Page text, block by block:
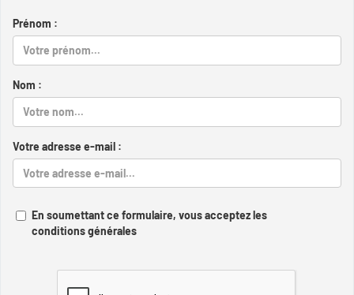
Prénom :
Nom :
Votre adresse e-mail :
En soumettant ce formulaire, vous acceptez les
conditions générales